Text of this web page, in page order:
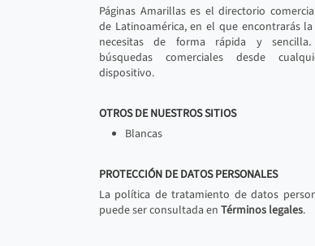
Páginas Amarillas es el directorio
de Latinoamérica, en el que encontrarás
necesitas de forma rápida y
búsquedas comerciales desde
dispositivo.
OTROS DE NUESTROS SITIOS
Blancas
PROTECCIÓN DE DATOS PERSONALES
La política de tratamiento de datos
puede ser consultada en Términos legales.